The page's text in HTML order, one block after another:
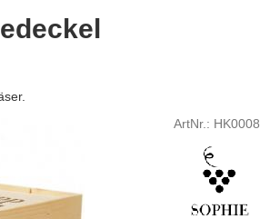
ArtNr.: HK0008